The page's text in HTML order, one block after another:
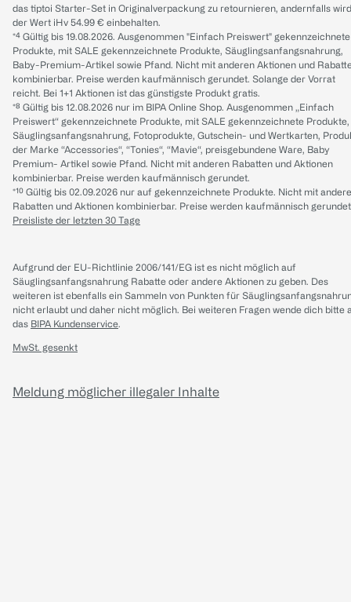
das tiptoi Starter-Set in Originalverpackung zu retournieren, andernfalls wird
der Wert iHv 54.99 € einbehalten.
*⁴ Gültig bis 19.08.2026. Ausgenommen "Einfach Preiswert" gekennzeichnete
Produkte, mit SALE gekennzeichnete Produkte, Säuglingsanfangsnahrung,
Baby-Premium-Artikel sowie Pfand. Nicht mit anderen Aktionen und
kombinierbar. Preise werden kaufmännisch gerundet. Solange der Vorrat
reicht. Bei 1+1 Aktionen ist das günstigste Produkt gratis.
*⁸ Gültig bis 12.08.2026 nur im BIPA Online Shop. Ausgenommen „Einfach
Preiswert“ gekennzeichnete Produkte, mit SALE gekennzeichnete Produkte,
Säuglingsanfangsnahrung, Fotoprodukte, Gutschein- und Wertkarten,
der Marke “Accessories“, “Tonies“, “Mavie“, preisgebundene Ware, Baby
Premium- Artikel sowie Pfand. Nicht mit anderen Rabatten und Aktionen
kombinierbar. Preise werden kaufmännisch gerundet.
*¹⁰ Gültig bis 02.09.2026 nur auf gekennzeichnete Produkte. Nicht mit
Rabatten und Aktionen kombinierbar. Preise werden kaufmännisch
Preisliste der letzten 30 Tage
Aufgrund der EU-Richtlinie 2006/141/EG ist es nicht möglich auf
Säuglingsanfangsnahrung Rabatte oder andere Aktionen zu geben. Des
weiteren ist ebenfalls ein Sammeln von Punkten für
nicht erlaubt und daher nicht möglich. Bei weiteren Fragen wende dich bitte
das BIPA Kundenservice.
MwSt. gesenkt
Meldung möglicher illegaler Inhalte